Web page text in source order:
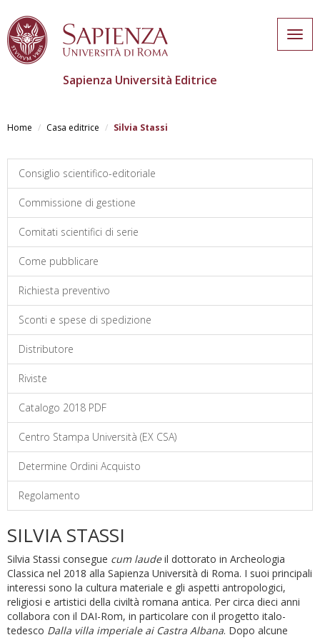
main
Sapienza Università Editrice
Home Casa editrice Silvia Stassi
Consiglio scientifico-editoriale
Commissione di gestione
Comitati scientifici di serie
Come pubblicare
Richiesta preventivo
Sconti e spese di spedizione
Distributore
Riviste
Catalogo 2018 PDF
Centro Stampa Università (EX CSA)
Determine Ordini Acquisto
Regolamento
SILVIA STASSI
Silvia Stassi consegue cum laudeil dottorato in Archeologia
Classica nel 2018 alla Sapienza Università di Roma. I suoi principali
interessi sono la cultura materiale e gli aspetti antropologici,
religiosi e artistici della civiltà romana antica. Per circa dieci anni
collabora con il DAI-Rom, in particolare con il progetto italo-
tedesco Dalla villa imperiale ai Castra Albana. Dopo alcune